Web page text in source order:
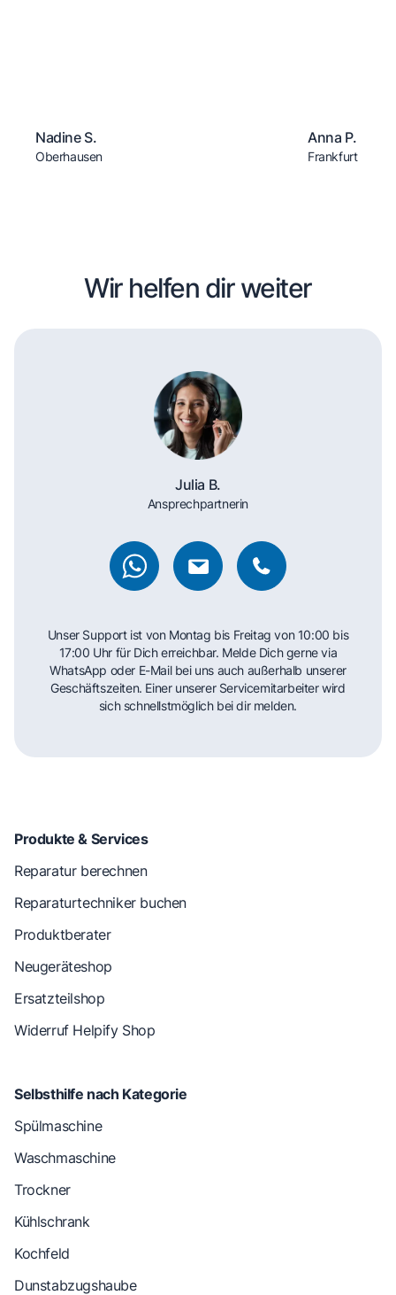
Nadine S.
Oberhausen
Anna P.
Frankfurt
Wir helfen dir weiter
Julia B.
Ansprechpartnerin
Unser Support ist von Montag bis Freitag von 10:00 bis
17:00 Uhr für Dich erreichbar. Melde Dich gerne via
WhatsApp oder E-Mail bei uns auch außerhalb unserer
Geschäftszeiten. Einer unserer Servicemitarbeiter wird
sich schnellstmöglich bei dir melden.
Produkte & Services
Reparatur berechnen
Reparaturtechniker buchen
Produktberater
Neugeräteshop
Ersatzteilshop
Widerruf Helpify Shop
Selbsthilfe nach Kategorie
Spülmaschine
Waschmaschine
Trockner
Kühlschrank
Kochfeld
Dunstabzugshaube